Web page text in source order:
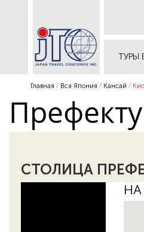
ТУРЫ
Главная Вся Япония Кансай
СТОЛИЦА